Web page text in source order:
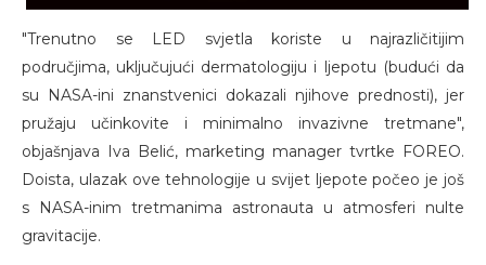
"Trenutno se LED svjetla koriste u najrazličitijim
područjima, uključujući dermatologiju i ljepotu (budući da
su NASA-ini znanstvenici dokazali njihove prednosti), jer
pružaju učinkovite i minimalno invazivne tretmane",
objašnjava Iva Belić, marketing manager tvrtke FOREO.
Doista, ulazak ove tehnologije u svijet ljepote počeo je još
s NASA-inim tretmanima astronauta u atmosferi nulte
gravitacije.